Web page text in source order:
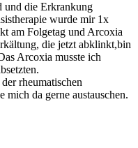
und die Erkrankung
wurde mir 1x
am Folgetag und Arcoxia
die jetzt abklinkt,bin
Arcoxia musste ich
rheumatischen
da gerne austauschen.